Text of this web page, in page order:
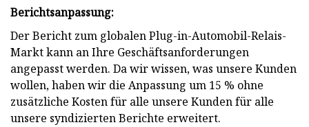
Berichtsanpassung:
Der Bericht zum globalen Plug-in-Automobil-Relais-
Markt kann an Ihre Geschäftsanforderungen
angepasst werden. Da wir wissen, was unsere Kunden
wollen, haben wir die Anpassung um 15 % ohne
zusätzliche Kosten für alle unsere Kunden für alle
unsere syndizierten Berichte erweitert.